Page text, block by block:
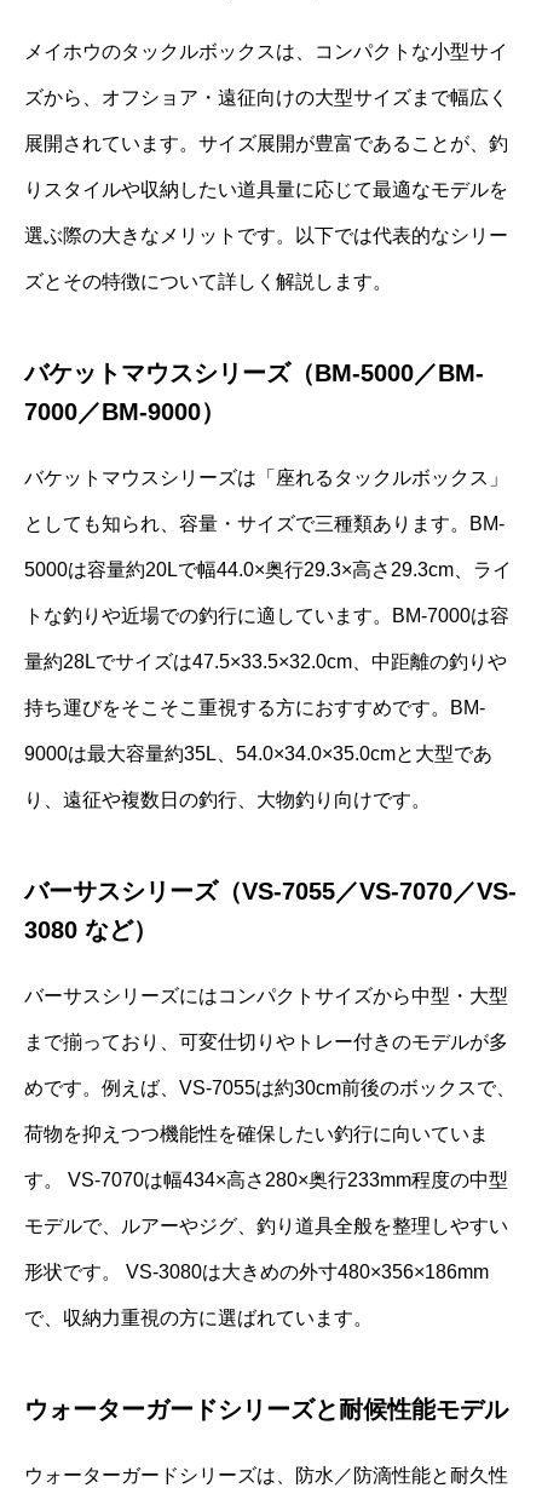
メイホウのタックルボックスは、コンパクトな小型サイ
ズから、オフショア・遠征向けの大型サイズまで幅広く
展開されています。サイズ展開が豊富であることが、釣
りスタイルや収納したい道具量に応じて最適なモデルを
選ぶ際の大きなメリットです。以下では代表的なシリー
ズとその特徴について詳しく解説します。
バケットマウスシリーズ（BM-5000／BM-
7000／BM-9000）
バケットマウスシリーズは「座れるタックルボックス」
としても知られ、容量・サイズで三種類あります。BM-
5000は容量約20Lで幅44.0×奥行29.3×高さ29.3cm、ライ
トな釣りや近場での釣行に適しています。BM-7000は容
量約28Lでサイズは47.5×33.5×32.0cm、中距離の釣りや
持ち運びをそこそこ重視する方におすすめです。BM-
9000は最大容量約35L、54.0×34.0×35.0cmと大型であ
り、遠征や複数日の釣行、大物釣り向けです。
バーサスシリーズ（VS-7055／VS-7070／VS-
3080 など）
バーサスシリーズにはコンパクトサイズから中型・大型
まで揃っており、可変仕切りやトレー付きのモデルが多
めです。例えば、VS-7055は約30cm前後のボックスで、
荷物を抑えつつ機能性を確保したい釣行に向いていま
す。 VS-7070は幅434×高さ280×奥行233mm程度の中型
モデルで、ルアーやジグ、釣り道具全般を整理しやすい
形状です。 VS-3080は大きめの外寸480×356×186mm
で、収納力重視の方に選ばれています。
ウォーターガードシリーズと耐候性能モデル
ウォーターガードシリーズは、防水／防滴性能と耐久性